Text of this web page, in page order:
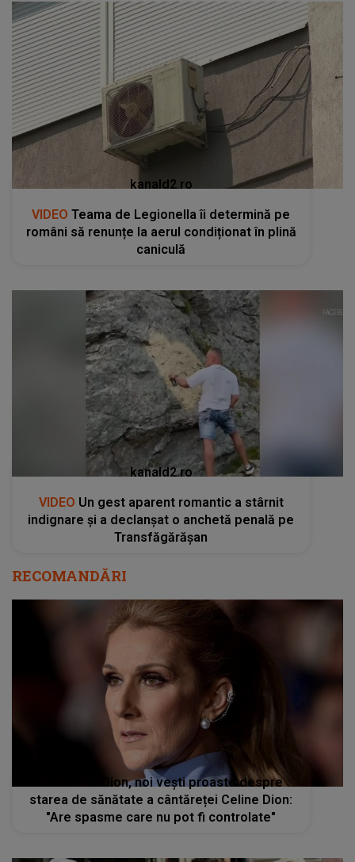
kanald2.ro
VIDEO Teama de Legionella îi determină pe
români să renunțe la aerul condiționat în plină
caniculă
kanald2.ro
VIDEO Un gest aparent romantic a stârnit
indignare și a declanșat o anchetă penală pe
Transfăgărășan
RECOMANDĂRI
Claudette Dion, noi vești proaste despre
starea de sănătate a cântăreței Celine Dion:
"Are spasme care nu pot fi controlate"